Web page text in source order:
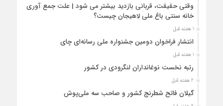
وقتی حقیقت، قربانی بازدید بیشتر می شود | علت جمع آوری
خانه سنتی باغ ملی لاهیجان چیست؟
1 هفته قبل
انتشار فراخوان دومین جشنواره ملی رسانه‌ای چای
1 هفته قبل
رتبه نخست نوغانداران لنگرودی در کشور
2 هفته قبل
گیلان فاتح شطرنج کشور و صاحب سه ملی‌پوش